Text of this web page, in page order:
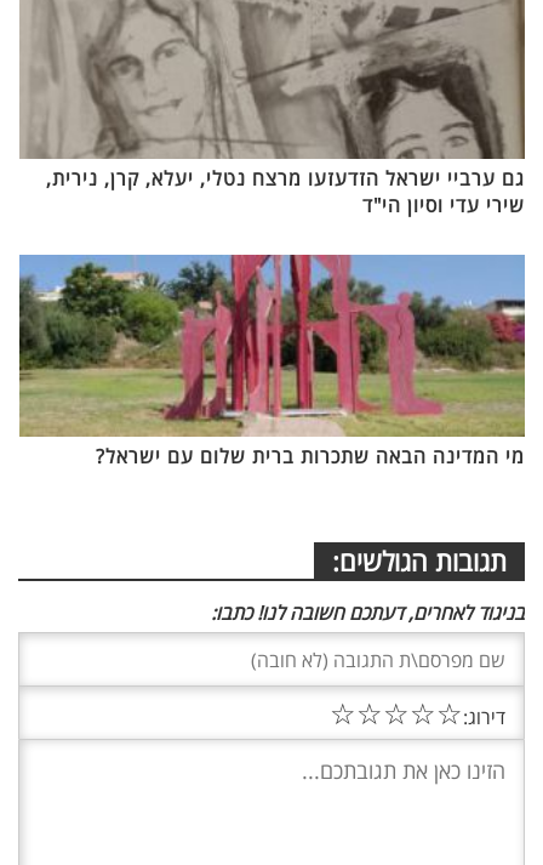
גם ערביי ישראל הזדעזעו מרצח נטלי, יעלא, קרן, נירית,
שירי עדי וסיון הי"ד
מי המדינה הבאה שתכרות ברית שלום עם ישראל?
תגובות הגולשים:
בניגוד לאחרים, דעתכם חשובה לנו! כתבו:
דירוג:☆
☆
☆
☆
☆